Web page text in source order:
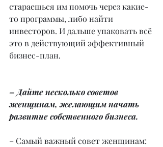
стараешься им помочь через какие-
то программы, либо найти
инвесторов. И дальше упаковать всё
это в действующий эффективный
бизнес-план.
– Дайте несколько советов
женщинам, желающим начать
развитие собственного бизнеса.
– Самый важный совет женщинам: